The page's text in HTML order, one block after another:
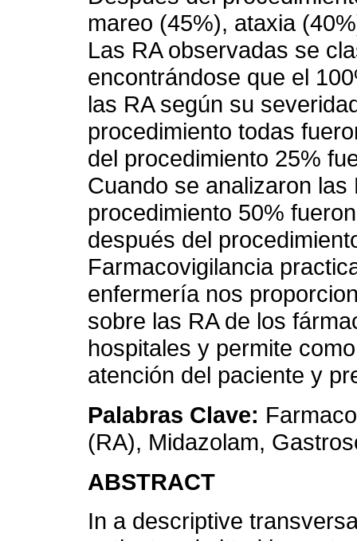
mareo (45%), ataxia
Las RA observadas se
encontrándose que el
las RA según su
procedimiento todas
del procedimiento 25%
Cuando se analizaron
procedimiento 50%
después del
Farmacovigilancia
enfermería nos
sobre las RA de los
hospitales y permite
atención del paciente y
Palabras Clave:
(RA), Midazolam,
ABSTRACT
In a descriptive